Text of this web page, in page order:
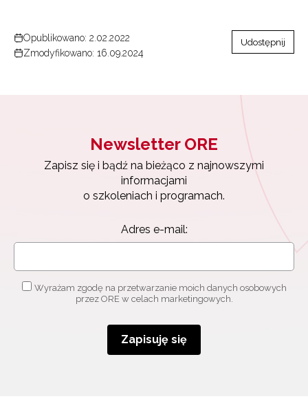
Opublikowano: 2.02.2022
Zmodyfikowano: 16.09.2024
Udostępnij
Newsletter ORE
Zapisz się i bądź na bieżąco z najnowszymi
informacjami
o szkoleniach i programach.
Adres e-mail:
Wyrażam zgodę na przetwarzanie moich danych osobowych
przez ORE w celach marketingowych.
Zapisuję się